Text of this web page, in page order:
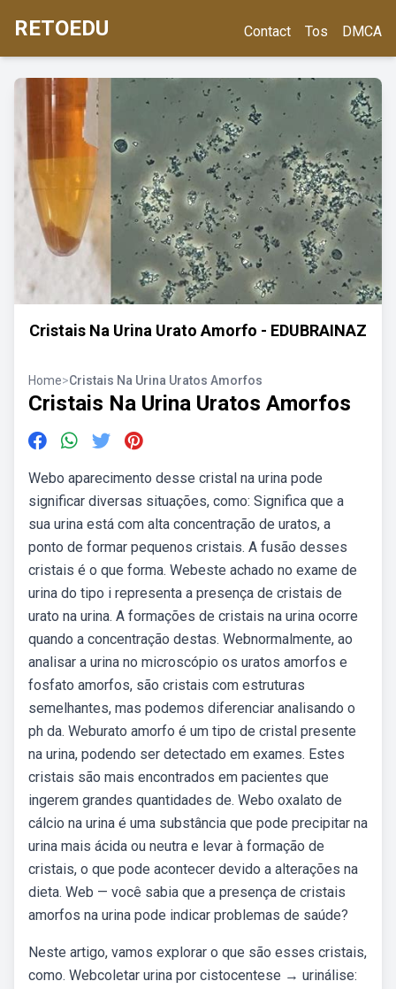
RETOEDU Contact Tos DMCA
Cristais Na Urina Urato Amorfo - EDUBRAINAZ
Home>Cristais Na Urina Uratos Amorfos
Cristais Na Urina Uratos Amorfos
Webo aparecimento desse cristal na urina pode
significar diversas situações, como: Significa que a
sua urina está com alta concentração de uratos, a
ponto de formar pequenos cristais. A fusão desses
cristais é o que forma. Webeste achado no exame de
urina do tipo i representa a presença de cristais de
urato na urina. A formações de cristais na urina ocorre
quando a concentração destas. Webnormalmente, ao
analisar a urina no microscópio os uratos amorfos e
fosfato amorfos, são cristais com estruturas
semelhantes, mas podemos diferenciar analisando o
ph da. Weburato amorfo é um tipo de cristal presente
na urina, podendo ser detectado em exames. Estes
cristais são mais encontrados em pacientes que
ingerem grandes quantidades de. Webo oxalato de
cálcio na urina é uma substância que pode precipitar na
urina mais ácida ou neutra e levar à formação de
cristais, o que pode acontecer devido a alterações na
dieta. Web — você sabia que a presença de cristais
amorfos na urina pode indicar problemas de saúde?
Neste artigo, vamos explorar o que são esses cristais,
como. Webcoletar urina por cistocentese → urinálise: